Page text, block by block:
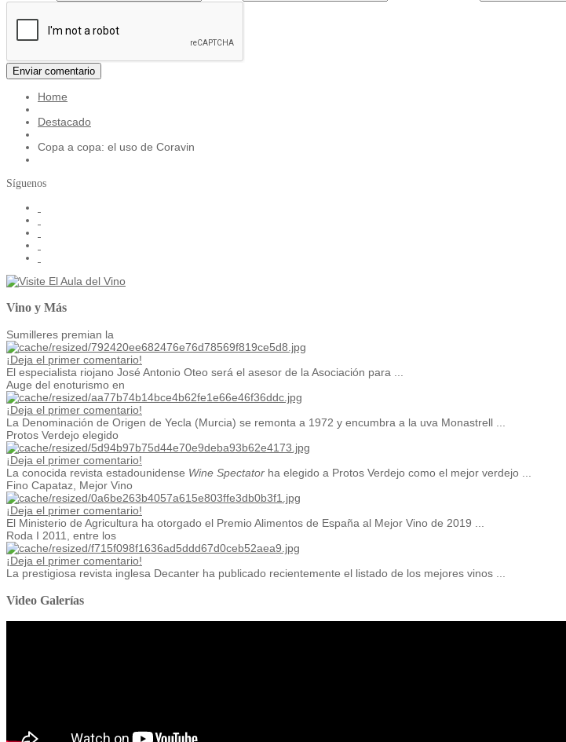
Home
Destacado
Copa a copa: el uso de Coravin
Síguenos
Vino y Más
Sumilleres premian la
¡Deja el primer comentario!
El especialista riojano José Antonio Oteo será el asesor de la Asociación para ...
Auge del enoturismo en
¡Deja el primer comentario!
La Denominación de Origen de Yecla (Murcia) se remonta a 1972 y encumbra a la uva Monastrell ...
Protos Verdejo elegido
¡Deja el primer comentario!
La conocida revista estadounidense Wine Spectator ha elegido a Protos Verdejo como el mejor verdejo ...
Fino Capataz, Mejor Vino
¡Deja el primer comentario!
El Ministerio de Agricultura ha otorgado el Premio Alimentos de España al Mejor Vino de 2019 ...
Roda I 2011, entre los
¡Deja el primer comentario!
La prestigiosa revista inglesa Decanter ha publicado recientemente el listado de los mejores vinos ...
Video Galerías